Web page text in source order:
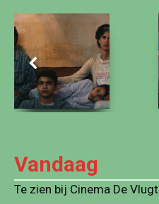
Vandaag
Te zien bij Cinema De Vlugt